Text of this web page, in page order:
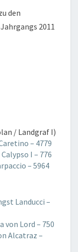
den
2011
/ Landgraf I)
– 4779
I – 776
– 5964
Landucci –
von Lord – 750
Alcatraz –